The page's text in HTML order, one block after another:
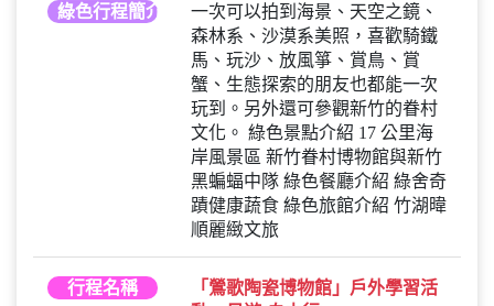
綠色行程簡介
一次可以拍到海景、天空之鏡、
森林系、沙漠系美照，喜歡騎鐵
馬、玩沙、放風箏、賞鳥、賞
蟹、生態探索的朋友也都能一次
玩到。另外還可參觀新竹的眷村
文化。 綠色景點介紹 17 公里海
岸風景區 新竹眷村博物館與新竹
黑蝙蝠中隊 綠色餐廳介紹 綠舍奇
蹟健康蔬食 綠色旅館介紹 竹湖暐
順麗緻文旅
行程名稱
「鶯歌陶瓷博物館」戶外學習活